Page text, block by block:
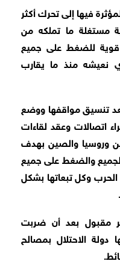
فيها إلى تحرك أكثر
مستغلة ما تملكه من
قوية للضغط على جميع
نعيشه منذ ما يقارب
تنسيق مواقفها ووضع
اتصالات وعقد لقاءات
وروسيا والصين بهدف
والضغط على جميع
وكل تبعاتها بشكل
مقبول بعد أن ضربت
دولة الاحتلال بمصالح